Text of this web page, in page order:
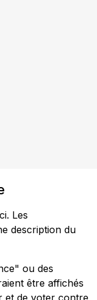
Les
description du
ou des
être affichés
et de voter contre